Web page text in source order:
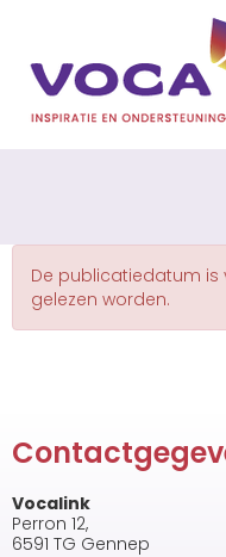
De publicatiedatum is
gelezen worden.
Vocalink
Perron 12,
6591 TG Gennep